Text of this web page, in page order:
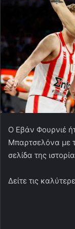
O Εβάν Φουρνιέ
Μπαρτσελόνα με
σελίδα της
Δείτε τις